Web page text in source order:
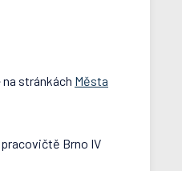
stránkách Města
Brno IV